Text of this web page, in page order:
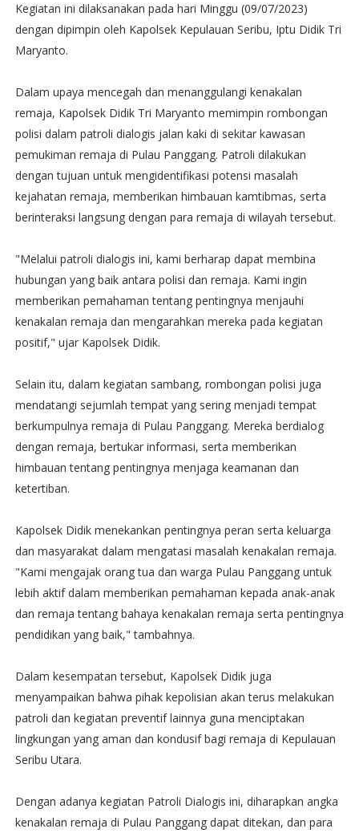
Kegiatan ini dilaksanakan pada hari Minggu (09/07/2023)
dengan dipimpin oleh Kapolsek Kepulauan Seribu, Iptu Didik Tri
Maryanto.
Dalam upaya mencegah dan menanggulangi kenakalan
remaja, Kapolsek Didik Tri Maryanto memimpin rombongan
polisi dalam patroli dialogis jalan kaki di sekitar kawasan
pemukiman remaja di Pulau Panggang. Patroli dilakukan
dengan tujuan untuk mengidentifikasi potensi masalah
kejahatan remaja, memberikan himbauan kamtibmas, serta
berinteraksi langsung dengan para remaja di wilayah tersebut.
"Melalui patroli dialogis ini, kami berharap dapat membina
hubungan yang baik antara polisi dan remaja. Kami ingin
memberikan pemahaman tentang pentingnya menjauhi
kenakalan remaja dan mengarahkan mereka pada kegiatan
positif," ujar Kapolsek Didik.
Selain itu, dalam kegiatan sambang, rombongan polisi juga
mendatangi sejumlah tempat yang sering menjadi tempat
berkumpulnya remaja di Pulau Panggang. Mereka berdialog
dengan remaja, bertukar informasi, serta memberikan
himbauan tentang pentingnya menjaga keamanan dan
ketertiban.
Kapolsek Didik menekankan pentingnya peran serta keluarga
dan masyarakat dalam mengatasi masalah kenakalan remaja.
"Kami mengajak orang tua dan warga Pulau Panggang untuk
lebih aktif dalam memberikan pemahaman kepada anak-anak
dan remaja tentang bahaya kenakalan remaja serta pentingnya
pendidikan yang baik," tambahnya.
Dalam kesempatan tersebut, Kapolsek Didik juga
menyampaikan bahwa pihak kepolisian akan terus melakukan
patroli dan kegiatan preventif lainnya guna menciptakan
lingkungan yang aman dan kondusif bagi remaja di Kepulauan
Seribu Utara.
Dengan adanya kegiatan Patroli Dialogis ini, diharapkan angka
kenakalan remaja di Pulau Panggang dapat ditekan, dan para